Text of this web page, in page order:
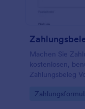
Machen Sie
kostenlosen,
Zahlungsbeleg
Go to